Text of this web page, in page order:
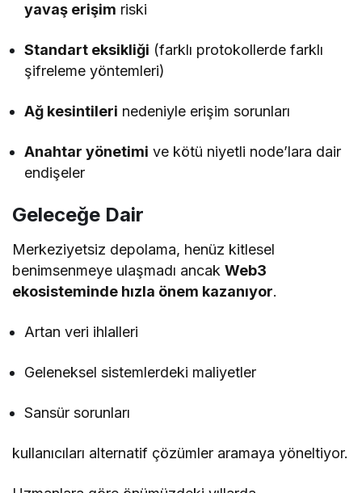
yavaş erişim riski
Standart eksikliği (farklı protokollerde farklı
şifreleme yöntemleri)
Ağ kesintileri nedeniyle erişim sorunları
Anahtar yönetimi ve kötü niyetli node’lara dair
endişeler
Geleceğe Dair
Merkeziyetsiz depolama, henüz kitlesel
benimsenmeye ulaşmadı ancakWeb3
ekosisteminde hızla önem kazanıyor.
Artan veri ihlalleri
Geleneksel sistemlerdeki maliyetler
Sansür sorunları
kullanıcıları alternatif çözümler aramaya yöneltiyor.